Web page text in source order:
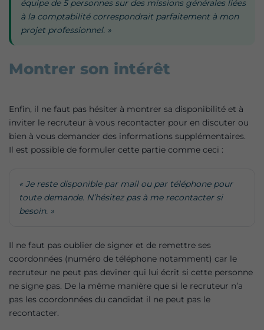
équipe de 5 personnes sur des missions générales liées
à la comptabilité correspondrait parfaitement à mon
projet professionnel. »
Montrer son intérêt
Enfin, il ne faut pas hésiter à montrer sa disponibilité et à
inviter le recruteur à vous recontacter pour en discuter ou
bien à vous demander des informations supplémentaires.
Il est possible de formuler cette partie comme ceci :
« Je reste disponible par mail ou par téléphone pour
toute demande. N’hésitez pas à me recontacter si
besoin. »
Il ne faut pas oublier de signer et de remettre ses
coordonnées (numéro de téléphone notamment) car le
recruteur ne peut pas deviner qui lui écrit si cette personne
ne signe pas. De la même manière que si le recruteur n’a
pas les coordonnées du candidat il ne peut pas le
recontacter.